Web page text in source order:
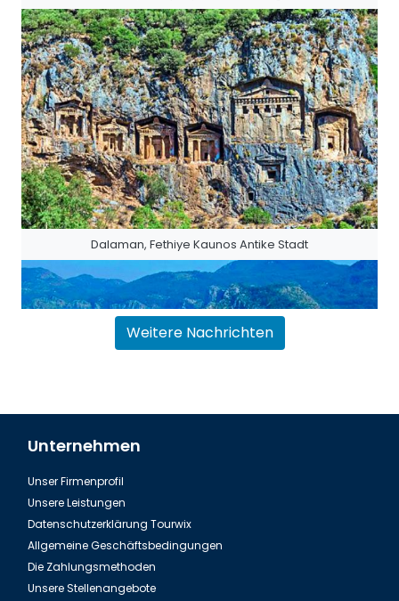
Dalaman, Fethiye Kaunos Antike Stadt
Dalaman, Fethiye Dalyan Iztuzu Strand
Weitere Nachrichten
Unternehmen
Unser Firmenprofil
Unsere Leistungen
Datenschutzerklärung Tourwix
Allgemeine Geschäftsbedingungen
Die Zahlungsmethoden
Unsere Stellenangebote